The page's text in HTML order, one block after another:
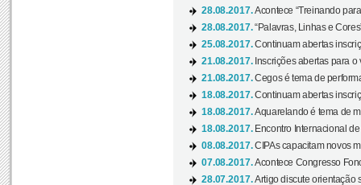
28.08.2017.Acontece “Treinando
28.08.2017.“Palavras, Linhas e
25.08.2017.Continuam abertas
21.08.2017. Inscrições abertas para
21.08.2017.Cegos é tema de
18.08.2017.Continuam abertas
18.08.2017.Aquarelando é tema de
18.08.2017. Encontro Internacional
08.08.2017.CIPAs capacitam novos
07.08.2017.Acontece Congresso
28.07.2017.Artigo discute orientação